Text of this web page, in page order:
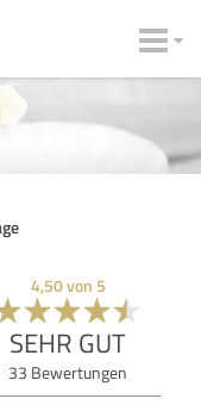
4,50von 5
SEHR GUT
33 Bewertungen